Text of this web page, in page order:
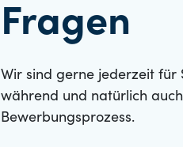
Fragen
Wir sind gerne jederzeit für
während und natürlich
Bewerbungsprozess.